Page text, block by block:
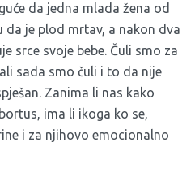
da jedna mlada žena od
je plod mrtav, a nakon dva
srce svoje bebe. Čuli smo za
sada smo čuli i to da nije
Zanima li nas kako
ima li ikoga ko se,
i za njihovo emocionalno